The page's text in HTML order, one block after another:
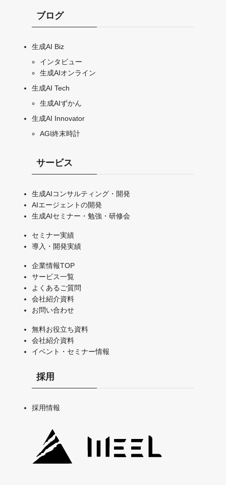
ブログ
生成AI Biz
インタビュー
生成AIオンライン
生成AI Tech
生成AIずかん
生成AI Innovator
AGI終末時計
サービス
生成AIコンサルティング・開発
AIエージェントの開発
生成AIセミナー・勉強・研修会
セミナー実績
導入・開発実績
企業情報TOP
サービス一覧
よくあるご質問
会社紹介資料
お問い合わせ
無料お役立ち資料
会社紹介資料
イベント・セミナー情報
採用
採用情報